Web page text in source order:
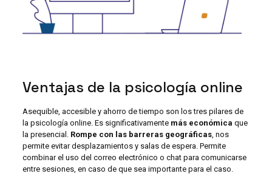
Ventajas de la psicología online
Asequible, accesible y ahorro de tiempo son los tres pilares de
la psicología online. Es significativamente más económica que
la presencial. Rompe con las barreras geográficas, nos
permite evitar desplazamientos y salas de espera. Permite
combinar el uso del correo electrónico o chat para comunicarse
entre sesiones, en caso de que sea importante para el caso.